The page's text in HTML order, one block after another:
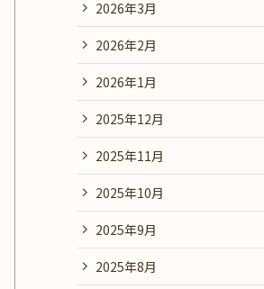
2026年3月
2026年2月
2026年1月
2025年12月
2025年11月
2025年10月
2025年9月
2025年8月